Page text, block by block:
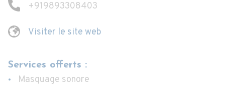
+919893308403
Visiter le site web
Services offerts :
Masquage sonore